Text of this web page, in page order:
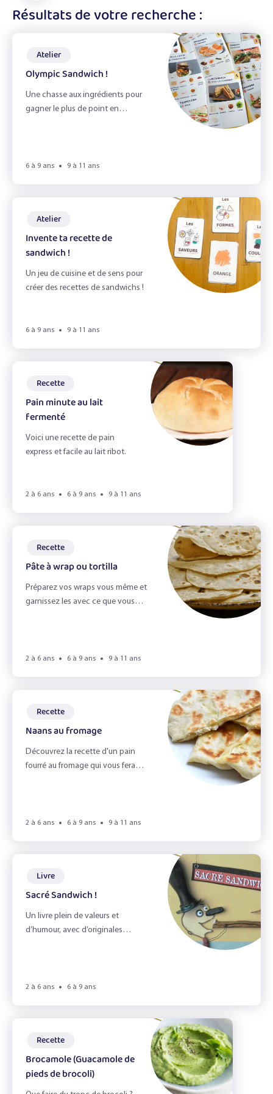
En accueil de loisirs
Jeux
Best of soupe
L'alimentation durable
L'odorat
L'ouie
La Cuisine
la fete d'école
Le Goût
Le miel et l'odorat
Les émotions
Les fruits du verger
Les herbes aromatiques
Les légumineuses
Les pommes
Portraits gourmands
affiner
les
Résultats de votre recherche :
Atelier
Olympic Sandwich !
Une chasse aux ingrédients pour
gagner le plus de point en
6 à 9 ans 9 à 11 ans
Atelier
Invente ta recette de
sandwich !
Un jeu de cuisine et de sens pour
créer des recettes de sandwichs !
6 à 9 ans 9 à 11 ans
Recette
Pain minute au lait
fermenté
Voici une recette de pain
express et facile au lait ribot.
2 à 6 ans 6 à 9 ans 9 à 11 ans
Recette
Pâte à wrap ou tortilla
Préparez vos wraps vous même et
garnissez les avec ce que vous
2 à 6 ans 6 à 9 ans 9 à 11 ans
Recette
Naans au fromage
Découvrez la recette d'un pain
fourré au fromage qui vous fera
2 à 6 ans 6 à 9 ans 9 à 11 ans
Livre
Sacré Sandwich !
Un livre plein de valeurs et
d’humour, avec d’originales
2 à 6 ans 6 à 9 ans
Recette
Brocamole (Guacamole de
pieds de brocoli)